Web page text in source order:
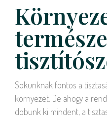
Sokunknak fontos a
környezet. De ahogy a
dobunk ki mindent, a